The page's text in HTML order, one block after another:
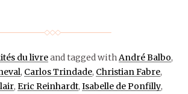
du livreand tagged withAndré Balbo,
, Carlos Trindade, Christian Fabre,
, Eric Reinhardt, Isabelle de Ponfilly,